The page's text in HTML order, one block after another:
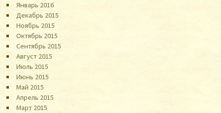
Январь 2016
Декабрь 2015
Ноябрь 2015
Октябрь 2015
Сентябрь 2015
Август 2015
Июль 2015
Июнь 2015
Май 2015
Апрель 2015
Март 2015